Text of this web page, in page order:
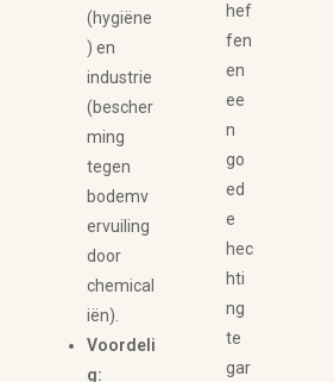
(hygiëne
) en
industrie
(bescher
ming
tegen
bodemv
ervuiling
door
chemical
iën).
Voordeli
g:
hef
fen
en
ee
n
go
ed
e
hec
hti
ng
te
gar